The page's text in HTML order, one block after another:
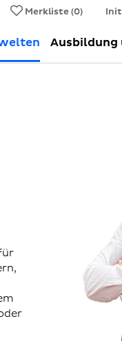
Merkliste (0)
Ausbildung